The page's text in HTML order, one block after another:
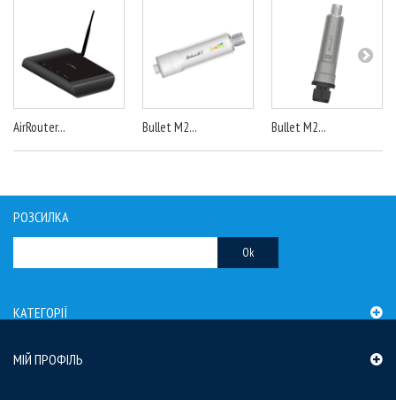
AirRouter... Bullet M2... Bullet M2...
РОЗСИЛКА
Ok
КАТЕГОРІЇ
МІЙ ПРОФІЛЬ